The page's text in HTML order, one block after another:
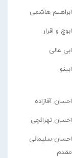
ابراهیم هاشمی
ابوچ و اقرار
ابی عالی
ابینو
احسان آقازاده
احسان تهرانچی
احسان سلیمانی
مقدم